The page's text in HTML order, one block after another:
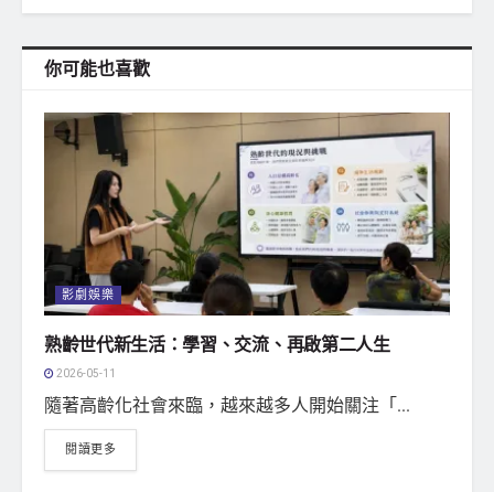
你可能也喜歡
影劇娛樂
熟齡世代新生活：學習、交流、再啟第二人生
2026-05-11
隨著高齡化社會來臨，越來越多人開始關注「...
閱讀更多